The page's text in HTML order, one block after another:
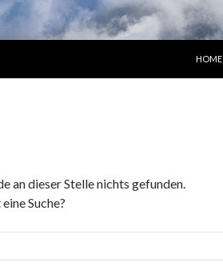
HOME
an dieser Stelle nichts gefunden.
Suche?